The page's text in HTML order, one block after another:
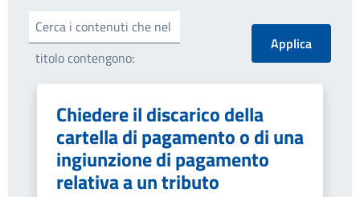
Cerca i contenuti che nel
titolo contengono:
Chiedere il discarico della
cartella di pagamento o di una
ingiunzione di pagamento
relativa a un tributo